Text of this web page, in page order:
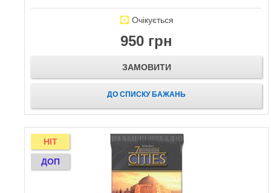
Очікується
950 грн
ЗАМОВИТИ
ДО СПИСКУ БАЖАНЬ
HIT
ДОП